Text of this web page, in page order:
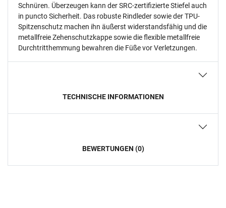
Schnüren. Überzeugen kann der SRC-zertifizierte Stiefel auch
in puncto Sicherheit. Das robuste Rindleder sowie der TPU-
Spitzenschutz machen ihn äußerst widerstandsfähig und die
metallfreie Zehenschutzkappe sowie die flexible metallfreie
Durchtritthemmung bewahren die Füße vor Verletzungen.
TECHNISCHE INFORMATIONEN
BEWERTUNGEN (0)